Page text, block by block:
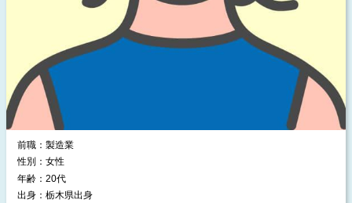
前職：製造業
性別：女性
年齢：20代
出身：栃木県出身